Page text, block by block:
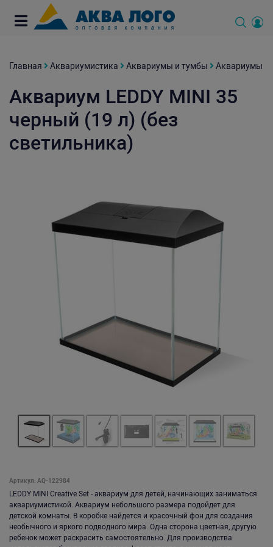
Главная Аквариумистика Аквариумы и тумбы Аквариумы
Аквариум LEDDY MINI 35
черный (19 л) (без
светильника)
Артикул: AQ-122984
LEDDY MINI Creative Set - аквариум для детей, начинающих заниматься
аквариумистикой. Аквариум небольшого размера подойдет для
детской комнаты. В коробке найдется и красочный фон для создания
необычного и яркого подводного мира. Одна сторона цветная, другую
ребенок может раскрасить самостоятельно. Для производства